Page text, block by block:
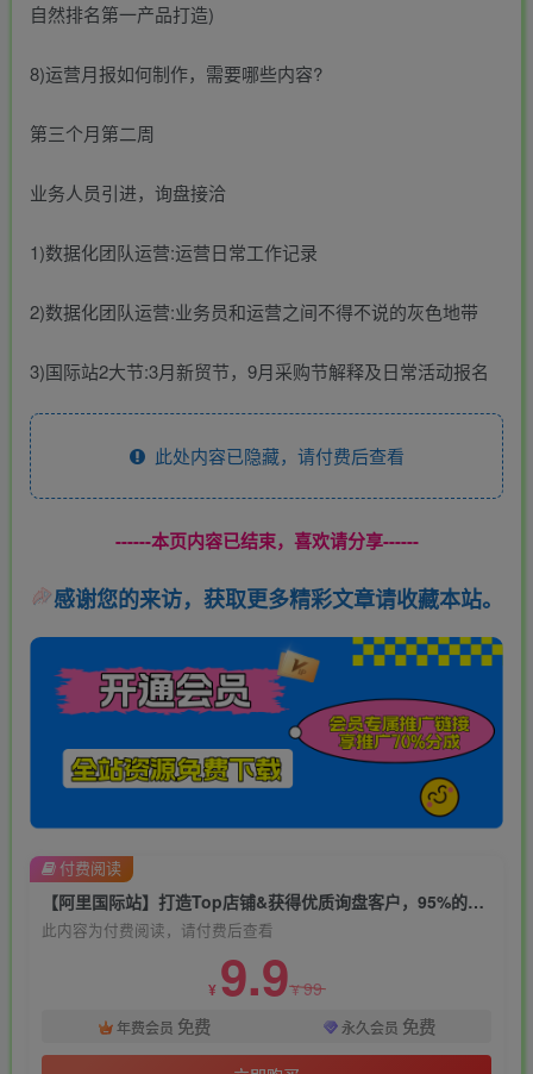
自然排名第一产品打造)
8)运营月报如何制作，需要哪些内容?
第三个月第二周
业务人员引进，询盘接洽
1)数据化团队运营:运营日常工作记录
2)数据化团队运营:业务员和运营之间不得不说的灰色地带
3)国际站2大节:3月新贸节，9月采购节解释及日常活动报名
此处内容已隐藏，请付费后查看
------本页内容已结束，喜欢请分享------
感谢您的来访，获取更多精彩文章请收藏本站。
【阿里国际站】打造Top店铺&获得优质询盘客户，​95%的国际站讲师不会说的运营技巧
此内容为付费阅读，请付费后查看
¥ 9.9¥99
年费会员 免费 永久会员 免费
付费阅读